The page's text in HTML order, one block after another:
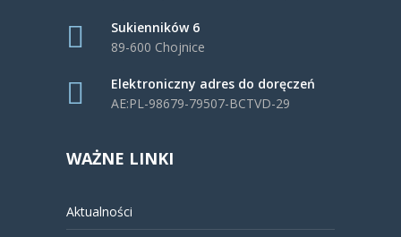
Sukienników 6
89-600 Chojnice
Elektroniczny adres do doręczeń
AE:PL-98679-79507-BCTVD-29
WAŻNE LINKI
Aktualności